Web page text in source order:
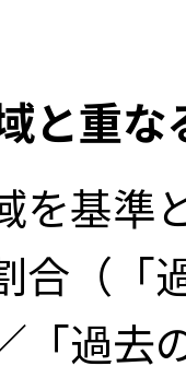
と重
を基準
合（「
「過去